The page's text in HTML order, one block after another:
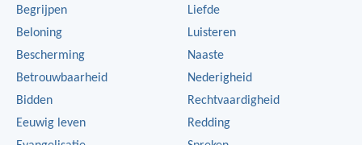
Begrijpen
Beloning
Bescherming
Betrouwbaarheid
Bidden
Eeuwig leven
Liefde
Luisteren
Naaste
Nederigheid
Rechtvaardigheid
Redding